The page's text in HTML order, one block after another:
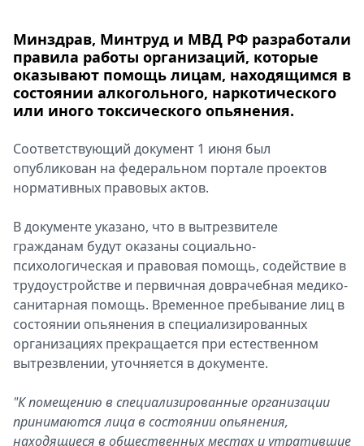
2026
Скачай
Metro
Минздрав, Минтруд и МВД РФ разработали
правила работы организаций, которые
оказывают помощь лицам, находящимся в
состоянии алкогольного, наркотического
или иного токсического опьянения.
Соответствующий документ 1 июня был
опубликован на федеральном портале проектов
нормативных правовых актов.
В документе указано, что в вытрезвителе
гражданам будут оказаны социально-
психологическая и правовая помощь, содействие в
трудоустройстве и первичная доврачебная медико-
санитарная помощь. Временное пребывание лиц в
состоянии опьянения в специализированных
организациях прекращается при естественном
вытрезвлении, уточняется в документе.
"К помещению в специализированные организации
принимаются лица в состоянии опьянения,
находящиеся в общественных местах и утратившие